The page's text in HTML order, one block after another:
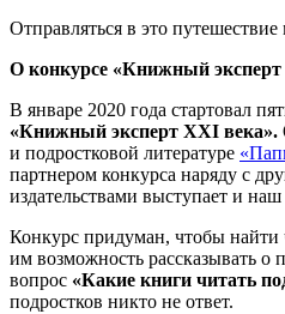
Отправляться в это
О конкурсе «Книжный
В январе 2020 года стартовал
«Книжный эксперт XXI века».
и подростковой литературе
партнером конкурса наряду с
издательствами выступает и
Конкурс придуман, чтобы
им возможность рассказывать о
вопрос «Какие книги читать
подростков никто не ответ.